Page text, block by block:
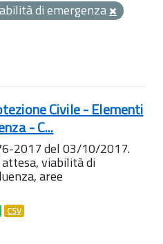
di emergenza
Civile - Elementi
- C...
2017 del 03/10/2017.
attesa, viabilità di
aree
CSV